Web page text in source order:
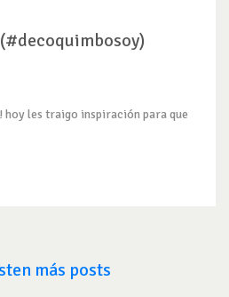
hoy les traigo inspiración para que
más posts